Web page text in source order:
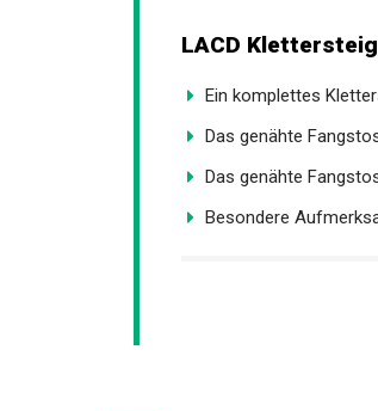
LACD
Ein komplettes
Das genähte
Das genähte
Besondere